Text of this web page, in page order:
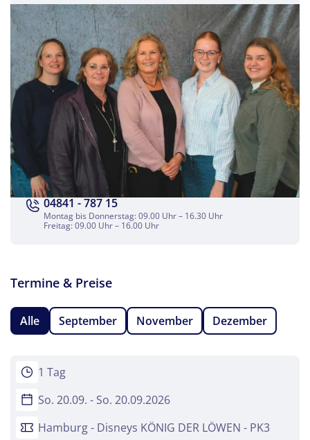
04841 - 787 15
Montag bis Donnerstag: 09.00 Uhr – 16.30 Uhr
Freitag: 09.00 Uhr – 16.00 Uhr
Termine & Preise
Alle September November Dezember
1 Tag
So. 20.09. - So. 20.09.2026
Hamburg - Disneys KÖNIG DER LÖWEN - PK3